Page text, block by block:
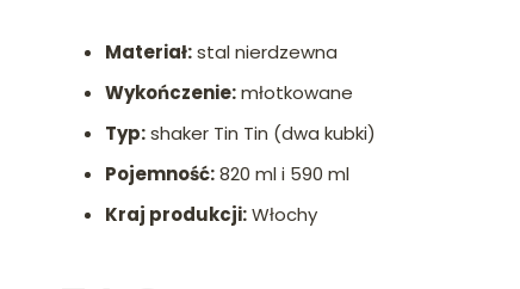
Materiał:stal nierdzewna
Wykończenie:młotkowane
Typ:shaker Tin Tin (dwa kubki)
Pojemność:820 ml i 590 ml
Kraj produkcji:Włochy